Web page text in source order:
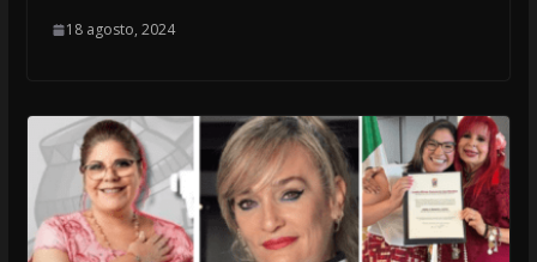
18 agosto, 2024